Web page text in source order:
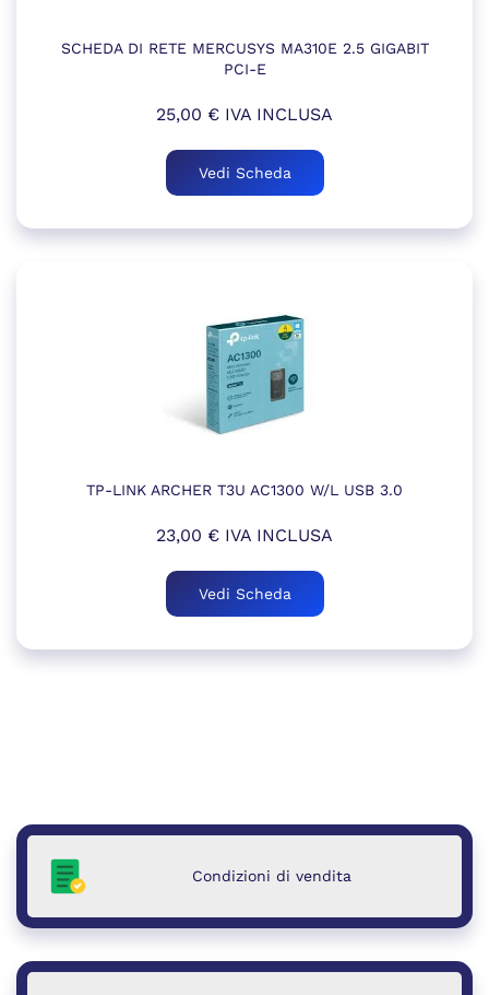
SCHEDA DI RETE MERCUSYS MA310E 2.5 GIGABIT
PCI-E
25,00 € IVA INCLUSA
Vedi Scheda
TP-LINK ARCHER T3U AC1300 W/L USB 3.0
23,00 € IVA INCLUSA
Vedi Scheda
Condizioni di vendita